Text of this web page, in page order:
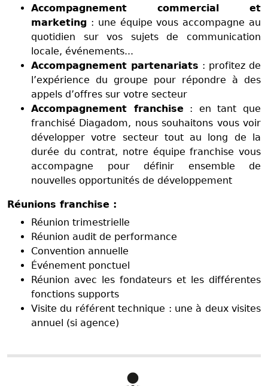
Accompagnement commercial et
marketing : une équipe vous accompagne au
quotidien sur vos sujets de communication
locale, événements...
Accompagnement partenariats : profitez de
l’expérience du groupe pour répondre à des
appels d’offres sur votre secteur
Accompagnement franchise : en tant que
franchisé Diagadom, nous souhaitons vous voir
développer votre secteur tout au long de la
durée du contrat, notre équipe franchise vous
accompagne pour définir ensemble de
nouvelles opportunités de développement
Réunions franchise :
Réunion trimestrielle
Réunion audit de performance
Convention annuelle
Événement ponctuel
Réunion avec les fondateurs et les différentes
fonctions supports
Visite du référent technique : une à deux visites
annuel (si agence)